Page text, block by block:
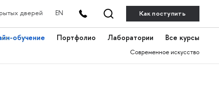
дверей EN Как поступить
обучение Портфолио Лаборатории Все курсы
Современное искусство